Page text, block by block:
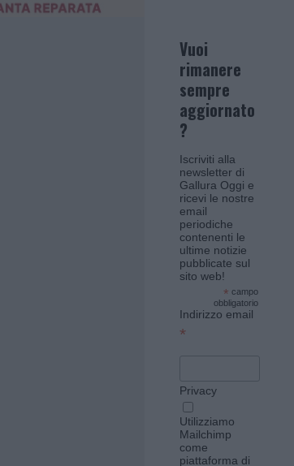
Vuoi
rimanere
sempre
aggiornato
?
Iscriviti alla
newsletter di
Gallura Oggi e
ricevi le nostre
email
periodiche
contenenti le
ultime notizie
pubblicate sul
sito web!
* campo
obbligatorio
Indirizzo email
*
Privacy
Utilizziamo
Mailchimp
come
piattaforma di